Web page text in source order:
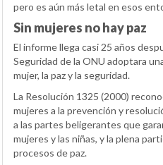
pero es aún más letal en esos
Sin mujeres no hay paz
El informe llega casi 25 años
Seguridad de la ONU adoptara
mujer, la paz y la seguridad.
La Resolución 1325 (2000)
mujeres a la prevención y
a las partes beligerantes que
mujeres y las niñas, y la plena
procesos de paz.